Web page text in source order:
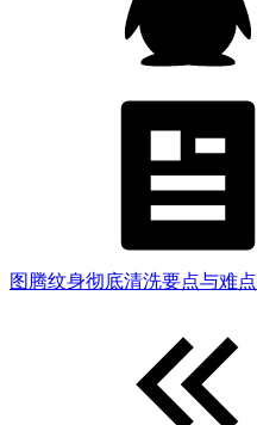
图腾纹身彻底清洗要点与难点